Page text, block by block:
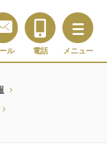
ル 電話 メニュー